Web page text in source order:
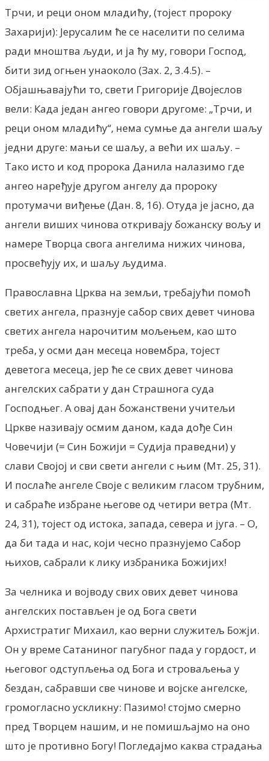
Трчи, и реци оном младићу, (тојест пророку
Захарији): Јерусалим ће се населити по селима
ради мноштва људи, и ја ћу му, говори Господ,
бити зид огњен унаоколо (Зах. 2, 3.4.5). –
Објашњавајући то, свети Григорије Двојеслов
вели: Када један ангео говори другоме: „Трчи, и
реци оном младићу“, нема сумње да ангели шаљу
једни друге: мањи се шаљу, а већи их шаљу. –
Тако исто и код пророка Данила налазимо где
ангео наређује другом ангелу да пророку
протумачи виђење (Дан. 8, 16). Отуда је јасно, да
ангели виших чинова откривају божанску вољу и
намере Творца свога ангелима нижих чинова,
просвећују их, и шаљу људима.
Православна Црква на земљи, требајући помоћ
светих ангела, празнује сабор свих девет чинова
светих ангела нарочитим мољењем, као што
треба, у осми дан месеца новембра, тојест
деветога месеца, јер ће се свих девет чинова
ангелских сабрати у дан Страшнога суда
Господњег. А овај дан божанствени учитељи
Цркве називају осмим даном, када дође Син
Човечији (= Син Божији = Судија праведни) у
слави Својој и сви свети ангели с њим (Мт. 25, 31).
И послаће ангеле Своје с великим гласом трубним,
и сабраће избране његове од четири ветра (Мт.
24, 31), тојест од истока, запада, севера и југа. – О,
да би тада и нас, који чесно празнујемо Сабор
њихов, сабрали к лику избраника Божијих!
За челника и војводу свих ових девет чинова
ангелских постављен је од Бога свети
Архистратиг Михаил, као верни служитељ Божји.
Он у време Сатаниног пагубног пада у гордост, и
његовог одступљења од Бога и строваљења у
бездан, сабравши све чинове и војске ангелске,
громогласно ускликну: Пазимо! стојмо смерно
пред Творцем нашим, и не помишљајмо на оно
што је противно Богу! Погледајмо каква страдања